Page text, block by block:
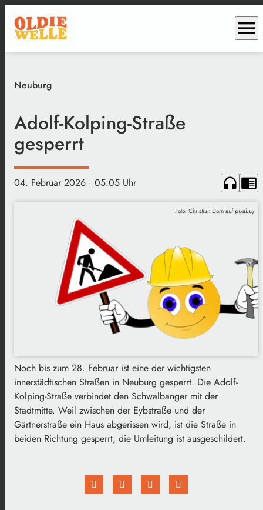
menu
Neuburg
Adolf-Kolping-Straße
gesperrt
04. Februar 2026 · 05:05 Uhr headphones chrome_reader_mode
Foto: Christian Dorn auf pixabay
Noch bis zum 28. Februar ist eine der wichtigsten
innerstädtischen Straßen in Neuburg gesperrt. Die Adolf-
Kolping-Straße verbindet den Schwalbanger mit der
Stadtmitte. Weil zwischen der Eybstraße und der
Gärtnerstraße ein Haus abgerissen wird, ist die Straße in
beiden Richtung gesperrt, die Umleitung ist ausgeschildert.